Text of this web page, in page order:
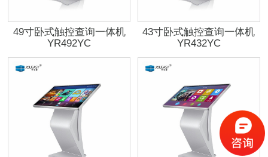
49寸卧式触控查询一体机
YR492YC
43寸卧式触控查询一体机
YR432YC